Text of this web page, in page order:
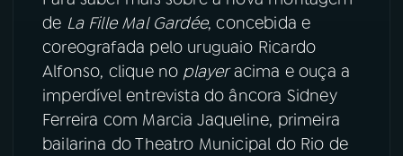
TikTok
de La Fille Mal Gardée, concebida e
coreografada pelo uruguaio Ricardo
Alfonso, clique no playeracima e ouça a
imperdível entrevista do âncora Sidney
Ferreira com Marcia Jaqueline, primeira
bailarina do Theatro Municipal do Rio de